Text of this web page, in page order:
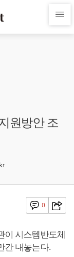
원방안 조
0
이 시스템반도체
간 내놓는다.